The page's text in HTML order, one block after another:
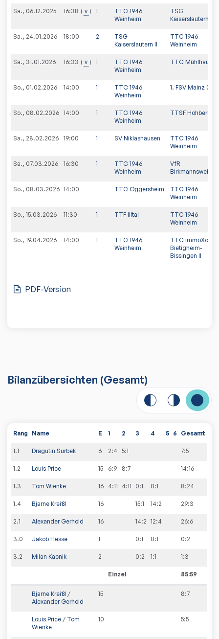
Sa., 06.12.2025 16:38 v 1
TTC 1946
Weinheim
TSG
Kaiserslautern II
Sa., 24.01.2026 18:00 2
TSG
Kaiserslautern II
TTC 1946
Weinheim
Sa., 31.01.2026 16:33 v 1
TTC 1946
Weinheim
TTC Mühlhausen
So., 01.02.2026 14:00 1
TTC 1946
Weinheim
1. FSV Mainz 05 II
So., 08.02.2026 14:00 1
TTC 1946
Weinheim
TTSF Hohberg
Sa., 28.02.2026 19:00 1 SV Niklashausen
TTC 1946
Weinheim
Sa., 07.03.2026 16:30 1
TTC 1946
Weinheim
VfR
Birkmannsweiler
So., 08.03.2026 14:00 TTC Oggersheim
TTC 1946
Weinheim
So., 15.03.2026 11:30 1 TTF Illtal
TTC 1946
Weinheim
So., 19.04.2026 14:00 1
TTC 1946
Weinheim
TTC immoXone
Bietigheim-
Bissingen II
PDF-Version
Bilanzübersichten (Gesamt)
Rang Name E 1 2 3 4 5 6 Gesamt
1.1 Dragutin Surbek 6 2:4 5:1 7:5
1.2 Louis Price 15 6:9 8:7 14:16
1.3 Tom Wienke 16 4:11 4:11 0:1 0:1 8:24
1.4 Bjarne Kreißl 16 15:1 14:2 29:3
2.1 Alexander Gerhold 16 14:2 12:4 26:6
3.0 Jakob Hesse 1 0:1 0:1 0:2
3.2 Milan Kacnik 2 0:2 1:1 1:3
Einzel 85:59
Bjarne Kreißl /
Alexander Gerhold
15 8:7
Louis Price / Tom
Wienke
10 5:5